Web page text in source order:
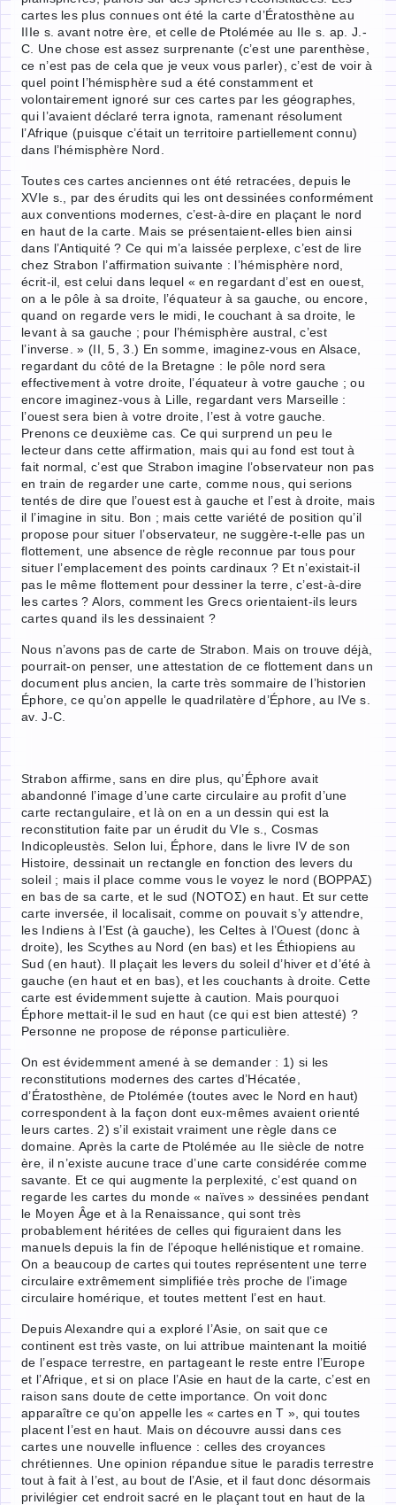
cartes les plus connues ont été la carte d’Ératosthène au
IIIe s. avant notre ère, et celle de Ptolémée au IIe s. ap. J.-
C. Une chose est assez surprenante (c’est une parenthèse,
ce n’est pas de cela que je veux vous parler), c’est de voir à
quel point l’hémisphère sud a été constamment et
volontairement ignoré sur ces cartes par les géographes,
qui l’avaient déclaré terra ignota, ramenant résolument
l’Afrique (puisque c’était un territoire partiellement connu)
dans l’hémisphère Nord.
Toutes ces cartes anciennes ont été retracées, depuis le
XVIe s., par des érudits qui les ont dessinées conformément
aux conventions modernes, c’est-à-dire en plaçant le nord
en haut de la carte. Mais se présentaient-elles bien ainsi
dans l’Antiquité ? Ce qui m’a laissée perplexe, c’est de lire
chez Strabon l’affirmation suivante : l’hémisphère nord,
écrit-il, est celui dans lequel « en regardant d’est en ouest,
on a le pôle à sa droite, l’équateur à sa gauche, ou encore,
quand on regarde vers le midi, le couchant à sa droite, le
levant à sa gauche ; pour l’hémisphère austral, c’est
l’inverse. » (II, 5, 3.) En somme, imaginez-vous en Alsace,
regardant du côté de la Bretagne : le pôle nord sera
effectivement à votre droite, l’équateur à votre gauche ; ou
encore imaginez-vous à Lille, regardant vers Marseille :
l’ouest sera bien à votre droite, l’est à votre gauche.
Prenons ce deuxième cas. Ce qui surprend un peu le
lecteur dans cette affirmation, mais qui au fond est tout à
fait normal, c’est que Strabon imagine l’observateur non pas
en train de regarder une carte, comme nous, qui serions
tentés de dire que l’ouest est à gauche et l’est à droite, mais
il l’imagine in situ. Bon ; mais cette variété de position qu’il
propose pour situer l’observateur, ne suggère-t-elle pas un
flottement, une absence de règle reconnue par tous pour
situer l’emplacement des points cardinaux ? Et n’existait-il
pas le même flottement pour dessiner la terre, c’est-à-dire
les cartes ? Alors, comment les Grecs orientaient-ils leurs
cartes quand ils les dessinaient ?
Nous n’avons pas de carte de Strabon. Mais on trouve déjà,
pourrait-on penser, une attestation de ce flottement dans un
document plus ancien, la carte très sommaire de l’historien
Éphore, ce qu’on appelle le quadrilatère d’Éphore, au IVe s.
av. J-C.
Strabon affirme, sans en dire plus, qu’Éphore avait
abandonné l’image d’une carte circulaire au profit d’une
carte rectangulaire, et là on en a un dessin qui est la
reconstitution faite par un érudit du VIe s., Cosmas
Indicopleustès. Selon lui, Éphore, dans le livre IV de son
Histoire, dessinait un rectangle en fonction des levers du
soleil ; mais il place comme vous le voyez le nord (ΒΟΡΡΑΣ)
en bas de sa carte, et le sud (ΝΟΤΟΣ) en haut. Et sur cette
carte inversée, il localisait, comme on pouvait s’y attendre,
les Indiens à l’Est (à gauche), les Celtes à l’Ouest (donc à
droite), les Scythes au Nord (en bas) et les Éthiopiens au
Sud (en haut). Il plaçait les levers du soleil d’hiver et d’été à
gauche (en haut et en bas), et les couchants à droite. Cette
carte est évidemment sujette à caution. Mais pourquoi
Éphore mettait-il le sud en haut (ce qui est bien attesté) ?
Personne ne propose de réponse particulière.
On est évidemment amené à se demander : 1) si les
reconstitutions modernes des cartes d’Hécatée,
d’Ératosthène, de Ptolémée (toutes avec le Nord en haut)
correspondent à la façon dont eux-mêmes avaient orienté
leurs cartes. 2) s’il existait vraiment une règle dans ce
domaine. Après la carte de Ptolémée au IIe siècle de notre
ère, il n’existe aucune trace d’une carte considérée comme
savante. Et ce qui augmente la perplexité, c’est quand on
regarde les cartes du monde « naïves » dessinées pendant
le Moyen Âge et à la Renaissance, qui sont très
probablement héritées de celles qui figuraient dans les
manuels depuis la fin de l’époque hellénistique et romaine.
On a beaucoup de cartes qui toutes représentent une terre
circulaire extrêmement simplifiée très proche de l’image
circulaire homérique, et toutes mettent l’est en haut.
Depuis Alexandre qui a exploré l’Asie, on sait que ce
continent est très vaste, on lui attribue maintenant la moitié
de l’espace terrestre, en partageant le reste entre l’Europe
et l’Afrique, et si on place l’Asie en haut de la carte, c’est en
raison sans doute de cette importance. On voit donc
apparaître ce qu’on appelle les « cartes en T », qui toutes
placent l’est en haut. Mais on découvre aussi dans ces
cartes une nouvelle influence : celles des croyances
chrétiennes. Une opinion répandue situe le paradis terrestre
tout à fait à l’est, au bout de l’Asie, et il faut donc désormais
privilégier cet endroit sacré en le plaçant tout en haut de la